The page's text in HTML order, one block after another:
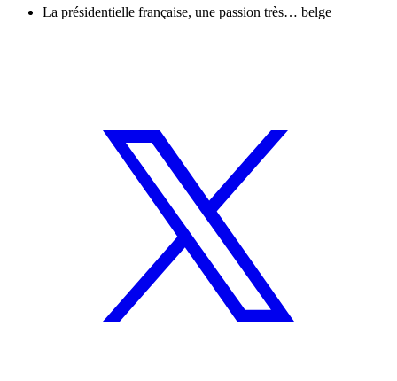
La présidentielle française, une passion très… belge